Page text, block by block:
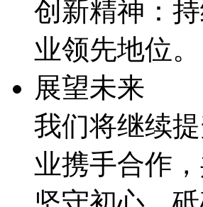
创新精神：
业领先地位。
展望未来
我们将继续
业携手合作